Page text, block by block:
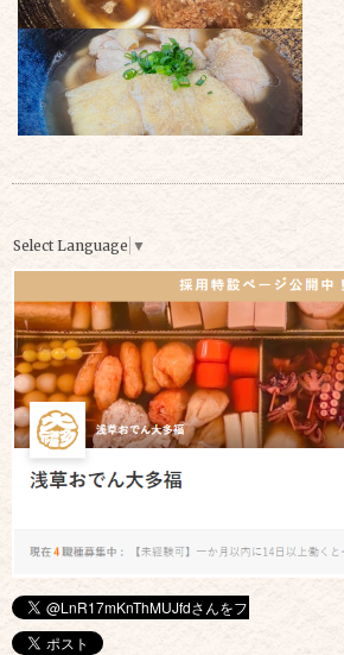
Select Language ▼